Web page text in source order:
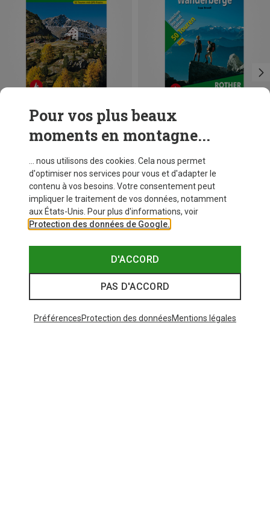
Livre de randonnée Südtirol West
CHF 19,90
Rother
CHF 21,90
Pour vos plus beaux
moments en montagne...
... nous utilisons des cookies. Cela nous permet
d'optimiser nos services pour vous et d'adapter le
contenu à vos besoins. Votre consentement peut
impliquer le traitement de vos données, notamment
aux États-Unis. Pour plus d'informations, voir
Protection des données de Google.
D'ACCORD
PAS D'ACCORD
PréférencesProtection des donnéesMentions légales